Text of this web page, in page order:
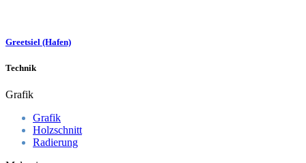
Greetsiel (Hafen)
Technik
Grafik
Grafik
Holzschnitt
Radierung